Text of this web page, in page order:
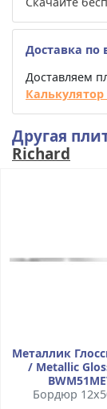
Доставка по
Доставляем
Другая
Richard
Металлик
/ Metallic
Бордюр